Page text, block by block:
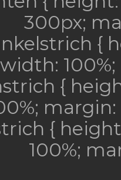
300px;
{
width:
{
{
100%;